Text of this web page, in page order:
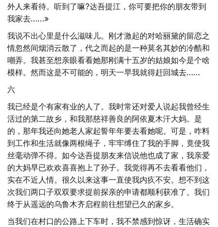
外人来看待。听到了嘛?达吾提江，你可要把你的朋友带到
我家去……»
我说不出心里是什么滋味儿。刚才激起的对哈丽黛的留恋之
情忽然间烟消云散了，代之而起的是一种莫名其妙的冷酷和
嘲弄。我甚至想亲眼看看她那刚满十五岁的姑娘如今是个啥
模样。然而这是不可能的，明天一早我就得赶回城去……
六
我已经是个有家有业的人了。我时常还对爱人说起我曾经生
活过的第二故乡，和我那慈祥善良的阿依夏木汗大妈。是
的，那年我还向她老人家起誓年年要去看她呢。可是，咋料
到工作和生活就像两根绳子，牢牢缚住了我的手脚，竟使我
丝毫动弹不得。如今达吾提朋友来信说他也成了家，我亲爱
的大妈早已欢欢喜喜抱上了孙子。我觉得再不去看看他们，
实在不近人情。很久以来这事一直使我内疚不安。想不到这
次我们两口子双双要求提前探亲的申请都顺利获准了。我们
终于从遥远的乌鲁木齐启程前往想望已久的家乡。
当我们在村口的公路上下车时，我不禁感到惊讶，生活确实